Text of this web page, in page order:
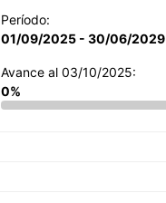
Período:
01/09/2025 - 30/06/2029
Avance al 03/10/2025:
0%